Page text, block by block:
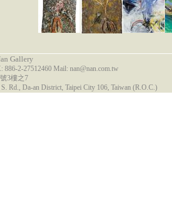
Gallery
2-27512460 Mail: nan@nan.com.tw
3樓之7
Rd., Da-an District, Taipei City 106, Taiwan (R.O.C.)